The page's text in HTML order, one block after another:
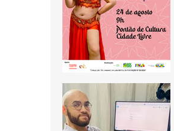
Projeto Ventre Dançado
realiza aula especial de
Baladi no Pontão de
Cultura Cidade Livre
19 de ago. de 2025